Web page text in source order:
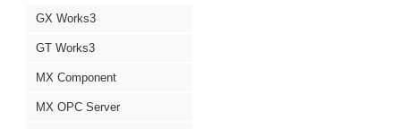
GX Works3
GT Works3
MX Component
MX OPC Server